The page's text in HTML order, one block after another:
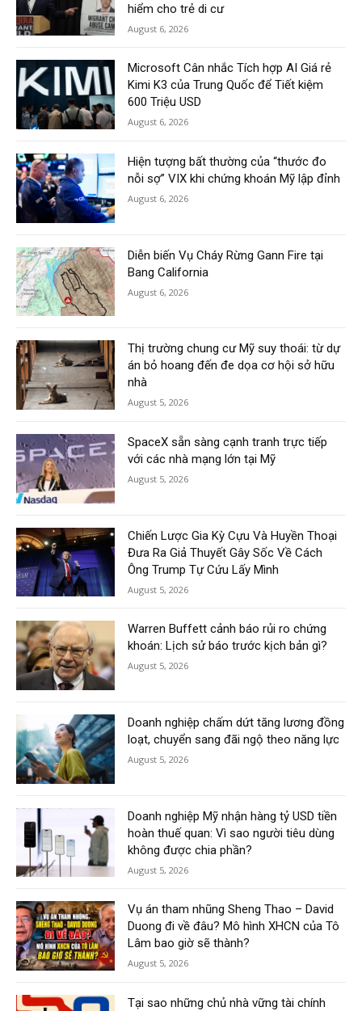
hiểm cho trẻ di cư
August 6, 2026
Microsoft Cân nhắc Tích hợp AI Giá rẻ
Kimi K3 của Trung Quốc để Tiết kiệm
600 Triệu USD
August 6, 2026
Hiện tượng bất thường của “thước đo
nỗi sợ” VIX khi chứng khoán Mỹ lập đỉnh
August 6, 2026
Diễn biến Vụ Cháy Rừng Gann Fire tại
Bang California
August 6, 2026
Thị trường chung cư Mỹ suy thoái: từ dự
án bỏ hoang đến đe dọa cơ hội sở hữu
nhà
August 5, 2026
SpaceX sẵn sàng cạnh tranh trực tiếp
với các nhà mạng lớn tại Mỹ
August 5, 2026
Chiến Lược Gia Kỳ Cựu Và Huyền Thoại
Đưa Ra Giả Thuyết Gây Sốc Về Cách
Ông Trump Tự Cứu Lấy Mình
August 5, 2026
Warren Buffett cảnh báo rủi ro chứng
khoán: Lịch sử báo trước kịch bản gì?
August 5, 2026
Doanh nghiệp chấm dứt tăng lương đồng
loạt, chuyển sang đãi ngộ theo năng lực
August 5, 2026
Doanh nghiệp Mỹ nhận hàng tỷ USD tiền
hoàn thuế quan: Vì sao người tiêu dùng
không được chia phần?
August 5, 2026
Vụ án tham nhũng Sheng Thao – David
Duong đi về đâu? Mô hình XHCN của Tô
Lâm bao giờ sẽ thành?
August 5, 2026
Tại sao những chủ nhà vững tài chính